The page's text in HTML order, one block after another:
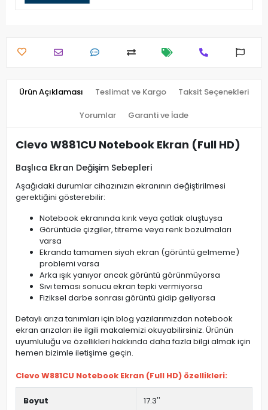
Ürün Açıklaması Teslimat ve Kargo Taksit Seçenekleri
Yorumlar Garanti ve İade
Clevo W881CU Notebook Ekran (Full HD)
Başlıca Ekran Değişim Sebepleri
Aşağıdaki durumlar cihazınızın ekranının değiştirilmesi
gerektiğini gösterebilir:
Notebook ekranında kırık veya çatlak oluştuysa
Görüntüde çizgiler, titreme veya renk bozulmaları
varsa
Ekranda tamamen siyah ekran (görüntü gelmeme)
problemi varsa
Arka ışık yanıyor ancak görüntü görünmüyorsa
Sıvı teması sonucu ekran tepki vermiyorsa
Fiziksel darbe sonrası görüntü gidip geliyorsa
Detaylı arıza tanımları için blog yazılarımızdan notebook
ekran arızaları ile ilgili makalemizi okuyabilirsiniz. Ürünün
uyumluluğu ve özellikleri hakkında daha fazla bilgi almak için
hemen bizimle iletişime geçin.
Clevo W881CU Notebook Ekran (Full HD) özellikleri:
Boyut 17.3''